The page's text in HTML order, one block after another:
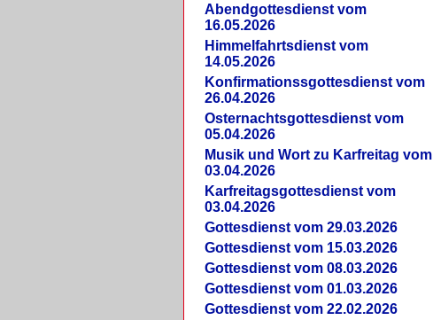
Abendgottesdienst vom
16.05.2026
Himmelfahrtsdienst vom
14.05.2026
Konfirmationssgottesdienst vom
26.04.2026
Osternachtsgottesdienst vom
05.04.2026
Musik und Wort zu Karfreitag vom
03.04.2026
Karfreitagsgottesdienst vom
03.04.2026
Gottesdienst vom 29.03.2026
Gottesdienst vom 15.03.2026
Gottesdienst vom 08.03.2026
Gottesdienst vom 01.03.2026
Gottesdienst vom 22.02.2026